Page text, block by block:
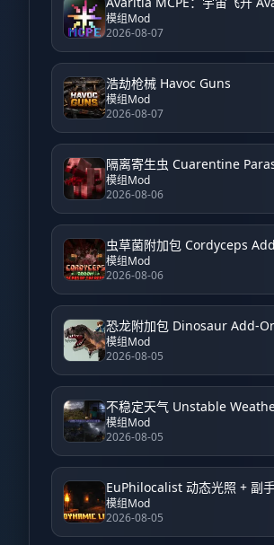
模组Mod
2026-08-07
浩劫枪械 Havoc Guns
模组Mod
2026-08-07
隔离寄生虫 Cuarentine
模组Mod
2026-08-06
虫草菌附加包 Cordyceps
模组Mod
2026-08-06
恐龙附加包 Dinosaur Add-
模组Mod
2026-08-05
不稳定天气 Unstable
模组Mod
2026-08-05
模组Mod
2026-08-05